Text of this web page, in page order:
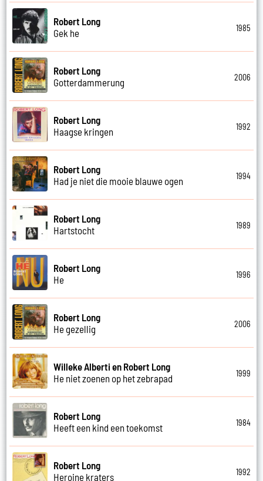
Robert Long
Gek he
1985
Robert Long
Gotterdammerung
2006
Robert Long
Haagse kringen
1992
Robert Long
Had je niet die mooie blauwe ogen
1994
Robert Long
Hartstocht
1989
Robert Long
He
1996
Robert Long
He gezellig
2006
Willeke Alberti en Robert Long
He niet zoenen op het zebrapad
1999
Robert Long
Heeft een kind een toekomst
1984
Robert Long
Heroine kraters
1992